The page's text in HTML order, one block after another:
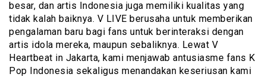
besar, dan artis Indonesia juga memiliki kualitas yang
tidak kalah baiknya. V LIVE berusaha untuk memberikan
pengalaman baru bagi fans untuk berinteraksi dengan
artis idola mereka, maupun sebaliknya. Lewat V
Heartbeat in Jakarta, kami menjawab antusiasme fans K
Pop Indonesia sekaligus menandakan keseriusan kami